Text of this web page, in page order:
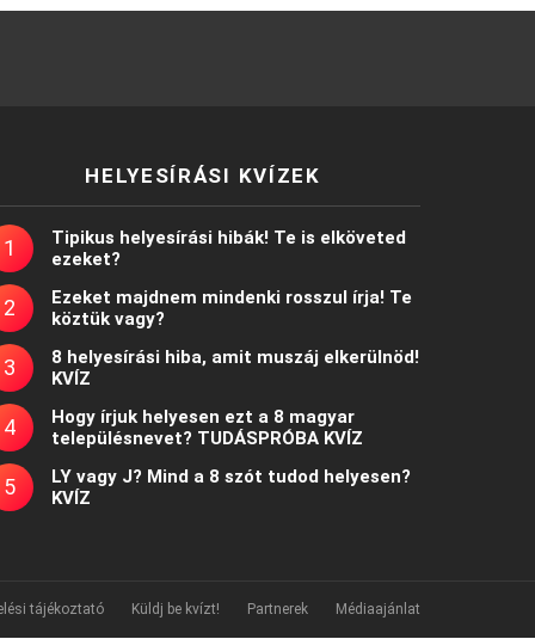
HELYESÍRÁSI KVÍZEK
Tipikus helyesírási hibák! Te is elköveted
ezeket?
Ezeket majdnem mindenki rosszul írja! Te
köztük vagy?
8 helyesírási hiba, amit muszáj elkerülnöd!
KVÍZ
Hogy írjuk helyesen ezt a 8 magyar
településnevet? TUDÁSPRÓBA KVÍZ
LY vagy J? Mind a 8 szót tudod helyesen?
KVÍZ
tájékoztató Küldj be kvízt! Partnerek Médiaajánlat